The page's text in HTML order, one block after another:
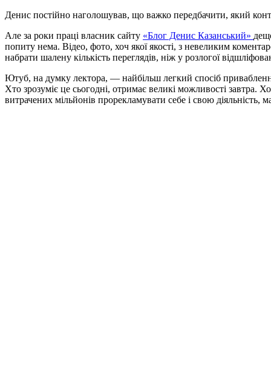
Денис постійно наголошував, що важко передбачити, який
Але за роки праці власник сайту «Блог Денис Казанський»
попиту нема. Відео, фото, хоч якої якості, з невеликим
набрати шалену кількість переглядів, ніж у розлогої
Ютуб, на думку лектора, — найбільш легкий спосіб
Хто зрозуміє це сьогодні, отримає великі можливості завтра.
витрачених мільйонів прорекламувати себе і свою